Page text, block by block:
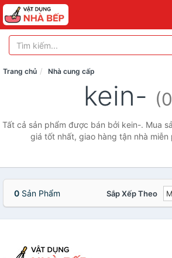
Trang chủ Nhà cung cấp
kein-
Tất cả sản phẩm được bán bởi kein-. Mua
giá tốt nhất, giao hàng tận nhà miễn
0 Sản Phẩm Sắp Xếp Theo